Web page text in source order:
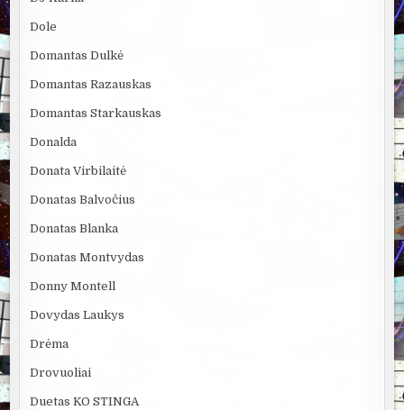
Dole
Domantas Dulkė
Domantas Razauskas
Domantas Starkauskas
Donalda
Donata Virbilaitė
Donatas Balvočius
Donatas Blanka
Donatas Montvydas
Donny Montell
Dovydas Laukys
Drėma
Drovuoliai
Duetas KO STINGA